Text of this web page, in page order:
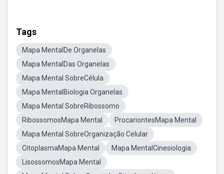
Tags
Mapa MentalDe Organelas
Mapa MentalDas Organelas
Mapa Mental SobreCélula
Mapa MentalBiologia Organelas
Mapa Mental SobreRibossomo
RibossomosMapa Mental
ProcariontesMapa Mental
Mapa Mental SobreOrganização Celular
CitoplasmaMapa Mental
Mapa MentalCinesiologia
LisossomosMapa Mental